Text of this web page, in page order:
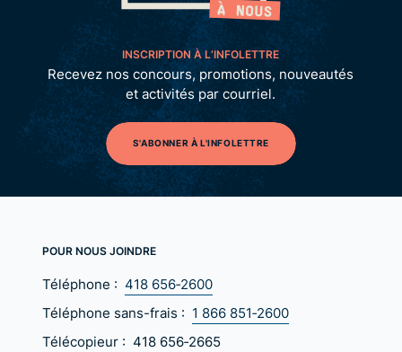
INSCRIPTION À L’INFOLETTRE
Recevez nos concours, promotions, nouveautés
et activités par courriel.
S'ABONNER À L'INFOLETTRE
POUR NOUS JOINDRE
Téléphone : 418 656‑2600
Téléphone sans-frais : 1 866 851‑2600
Télécopieur : 418 656‑2665